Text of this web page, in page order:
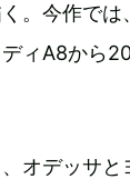
。今作では
ィA8から
オデッサ